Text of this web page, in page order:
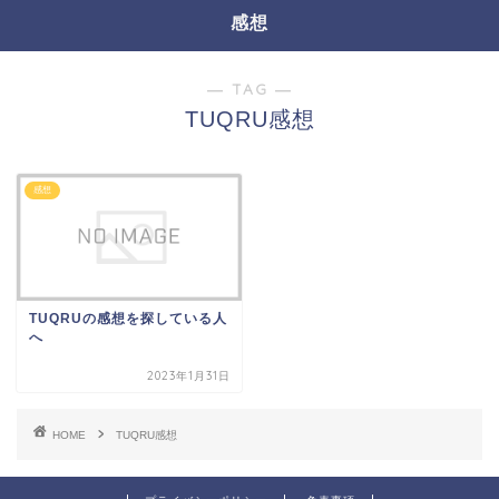
感想
― TAG ―
TUQRU感想
感想
TUQRUの感想を探している人
へ
2023年1月31日
HOME TUQRU感想